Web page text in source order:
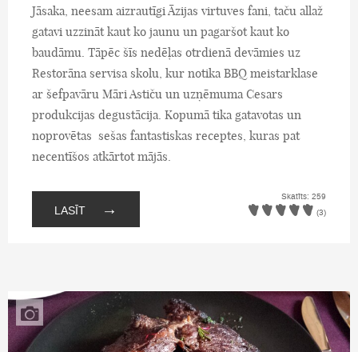
Jāsaka, neesam aizrautīgi Āzijas virtuves fani, taču allaž
gatavi uzzināt kaut ko jaunu un pagaršot kaut ko
baudāmu. Tāpēc šīs nedēļas otrdienā devāmies uz
Restorāna servisa skolu, kur notika BBQ meistarklase
ar šefpavāru Māri Astiču un uzņēmuma Cesars
produkcijas degustācija. Kopumā tika gatavotas un
noprovētas sešas fantastiskas receptes, kuras pat
necentīšos atkārtot mājās.
LASĪT →
Skatīts: 259
(3)